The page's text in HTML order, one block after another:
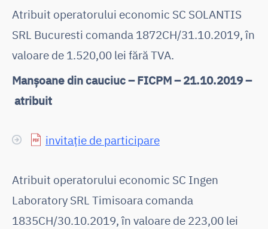
Atribuit operatorului economic SC SOLANTIS
SRL Bucuresti comanda 1872CH/31.10.2019, în
valoare de 1.520,00 lei fără TVA.
Manșoane din cauciuc – FICPM – 21.10.2019 –
atribuit
invitație de participare
Atribuit operatorului economic SC Ingen
Laboratory SRL Timisoara comanda
1835CH/30.10.2019, în valoare de 223,00 lei